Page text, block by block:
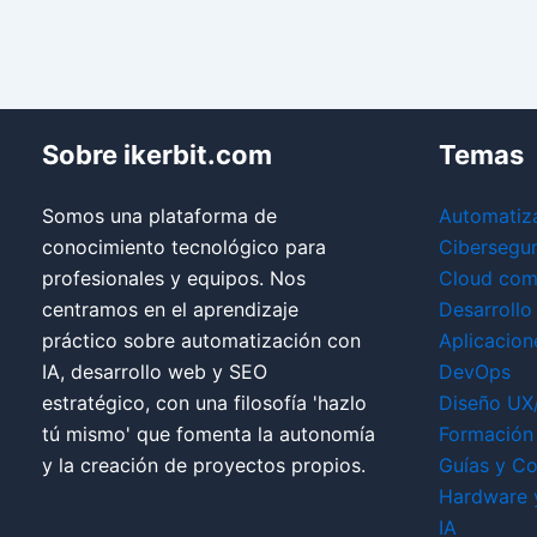
Sobre ikerbit.com
Somos una plataforma de
conocimiento tecnológico para
profesionales y equipos. Nos
centramos en el aprendizaje
práctico sobre automatización con
IA, desarrollo web y SEO
estratégico, con una filosofía 'hazlo
tú mismo' que fomenta la autonomía
y la creación de proyectos propios.
Temas
Cloud
DevOps
Diseño
Guías y
Hardware
IA